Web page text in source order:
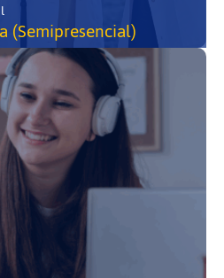
(Semipresencial)